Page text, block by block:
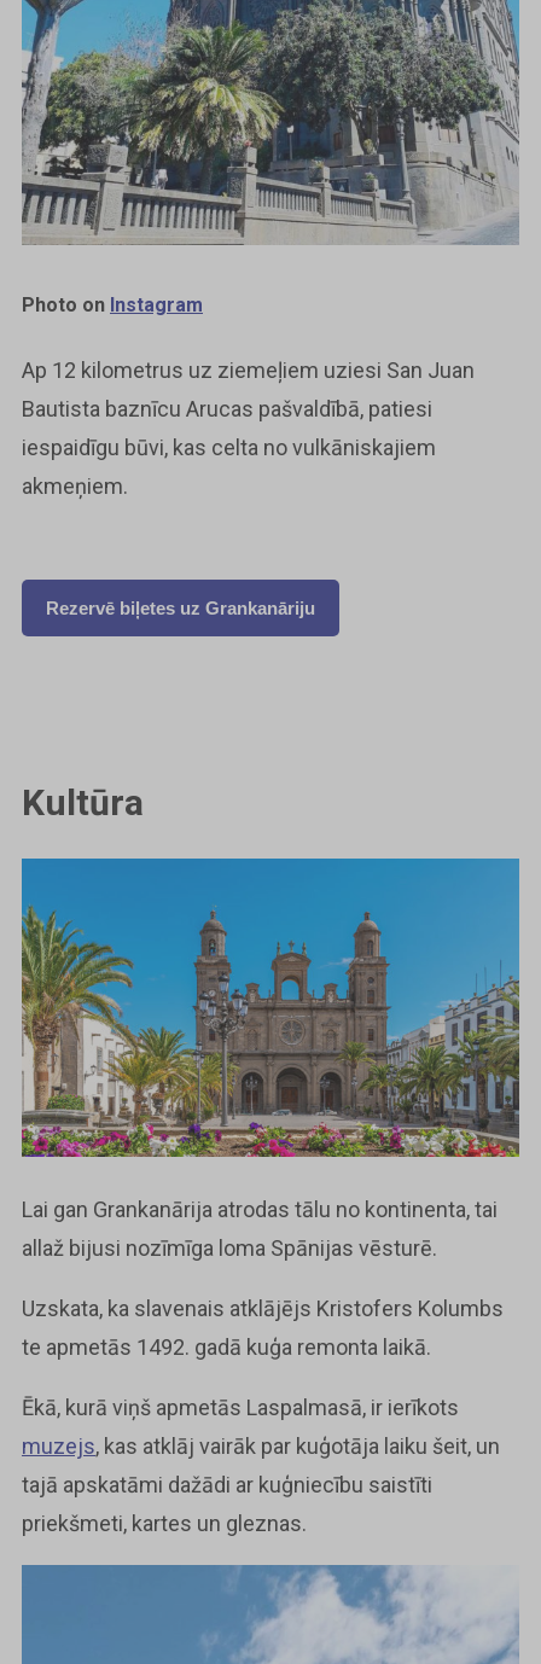
Photo on Instagram
Ap 12 kilometrus uz ziemeļiem uziesi San Juan
Bautista baznīcu Arucas pašvaldībā, patiesi
iespaidīgu būvi, kas celta no vulkāniskajiem
akmeņiem.
Rezervē biļetes uz Grankanāriju
Kultūra
Lai gan Grankanārija atrodas tālu no kontinenta, tai
allaž bijusi nozīmīga loma Spānijas vēsturē.
Uzskata, ka slavenais atklājējs Kristofers Kolumbs
te apmetās 1492. gadā kuģa remonta laikā.
Ēkā, kurā viņš apmetās Laspalmasā, ir ierīkots
muzejs, kas atklāj vairāk par kuģotāja laiku šeit, un
tajā apskatāmi dažādi ar kuģniecību saistīti
priekšmeti, kartes un gleznas.